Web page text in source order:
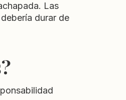
Las
durar de